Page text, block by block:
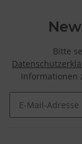
Bitte
Informationen